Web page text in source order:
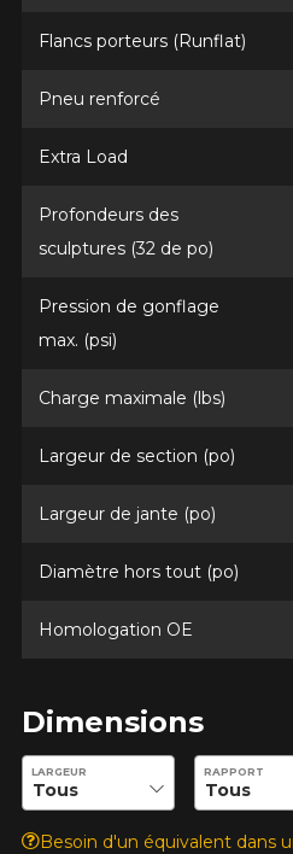
Flancs porteurs (Runflat)
Pneu renforcé
Extra Load
Profondeurs des
sculptures (32 de po)
Pression de gonflage
max. (psi)
Charge maximale (lbs)
Largeur de section (po)
Largeur de jante (po)
Diamètre hors tout (po)
Homologation OE
Dimensions
Entrez les dimensions
LARGEUR RAPPORT
Besoin d'un équivalent dans
Votre véhicule
Marque
Option
KM parcourus
Condition de route
Que magasinez-vous?